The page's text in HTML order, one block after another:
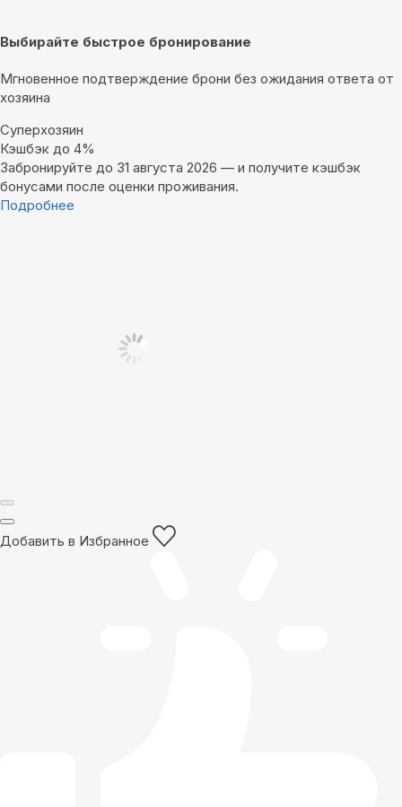
Выбирайте быстрое бронирование
Мгновенное подтверждение брони без ожидания ответа от
хозяина
Суперхозяин
Кэшбэк до 4%
Забронируйте до 31 августа 2026 — и получите кэшбэк
бонусами после оценки проживания.
Подробнее
Добавить в Избранное